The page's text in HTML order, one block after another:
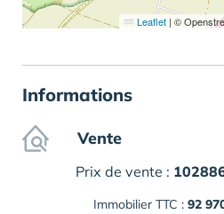
Leaflet | ©
Informations
Vente
Prix de vente :
Immobilier TTC : 92